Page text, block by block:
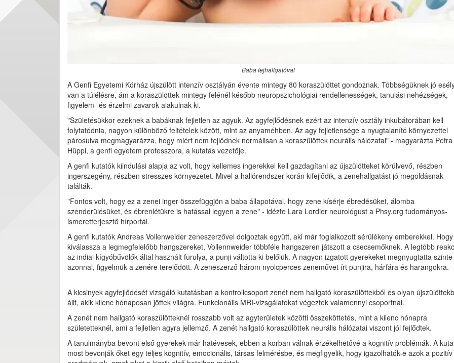
Baba fejhallgatóval
A Genfi Egyetemi Kórház újszülött intenzív osztályán évente mintegy 80 koraszülöttet gondoznak. Többségüknek jó
van a túlélésre, ám a koraszülöttek mintegy felénél később neuropszichológiai rendellenességek, tanulási nehézségek,
figyelem- és érzelmi zavarok alakulnak ki.
"Születésükkor ezeknek a babáknak fejletlen az agyuk. Az agyfejlődésnek ezért az intenzív osztály inkubátorában kell
folytatódnia, nagyon különböző feltételek között, mint az anyaméhben. Az agy fejletlensége a nyugtalanító környezettel
párosulva megmagyarázza, hogy miért nem fejlődnek normálisan a koraszülöttek neurális hálózatai" - magyarázta Petra
Hüppi, a genfi egyetem professzora, a kutatás vezetője.
A genfi kutatók kiindulási alapja az volt, hogy kellemes ingerekkel kell gazdagítani az újszülötteket körülvevő, részben
ingerszegény, részben stresszes környezetet. Mivel a hallórendszer korán kifejlődik, a zenehallgatást jó megoldásnak
találták.
"Fontos volt, hogy ez a zenei inger összefüggjön a baba állapotával, hogy zene kísérje ébredésüket, álomba
szenderülésüket, és ébrenlétükre is hatással legyen a zene" - idézte Lara Lordier neurológust a Phsy.org tudományos-
ismeretterjesztő hírportál.
A genfi kutatók Andreas Vollenweider zeneszerzővel dolgoztak együtt, aki már foglalkozott sérülékeny emberekkel. Hogy
kiválassza a legmegfelelőbb hangszereket, Vollennweider többféle hangszeren játszott a csecsemőknek. A legtöbb
az indiai kígyóbűvölők által használt furulya, a punji váltotta ki belőlük. A nagyon izgatott gyerekeket megnyugtatta szinte
azonnal, figyelmük a zenére terelődött. A zeneszerző három nyolcperces zeneművet írt punjira, hárfára és harangokra.
A kicsinyek agyfejlődését vizsgáló kutatásban a kontrollcsoport zenét nem hallgató koraszülöttekből és olyan
állt, akik kilenc hónaposan jöttek világra. Funkcionális MRI-vizsgálatokat végeztek valamennyi csoportnál.
A zenét nem hallgató koraszülötteknél rosszabb volt az agyterületek közötti összeköttetés, mint a kilenc hónapra
születetteknél, ami a fejletlen agyra jellemző. A zenét hallgató koraszülöttek neurális hálózatai viszont jól fejlődtek.
A tanulmányba bevont első gyerekek már hatévesek, ebben a korban válnak érzékelhetővé a kognitív problémák. A
most bevonják őket egy teljes kognitív, emocionális, társas felmérésbe, és megfigyelik, hogy igazolhatók-e azok a pozitív